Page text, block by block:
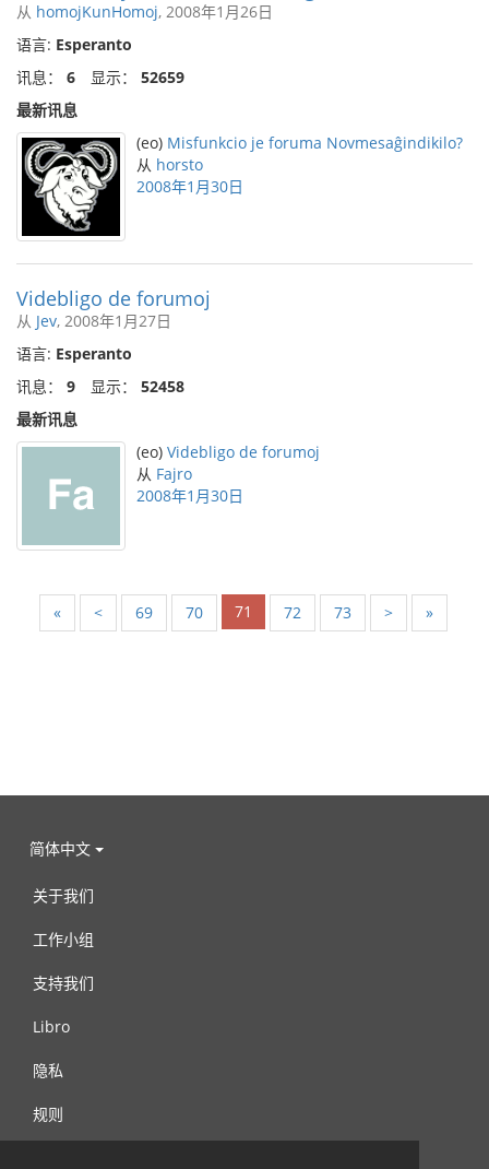
从 homojKunHomoj, 2008年1月26日
语言: Esperanto
讯息： 6 显示： 52659
最新讯息
(eo) Misfunkcio je foruma Novmesaĝindikilo?
从 horsto
2008年1月30日
Videbligo de forumoj
从 Jev, 2008年1月27日
语言: Esperanto
讯息： 9 显示： 52458
最新讯息
(eo) Videbligo de forumoj
从 Fajro
2008年1月30日
« < 69 70 71 72 73 > »
简体中文
关于我们
工作小组
支持我们
Libro
隐私
规则